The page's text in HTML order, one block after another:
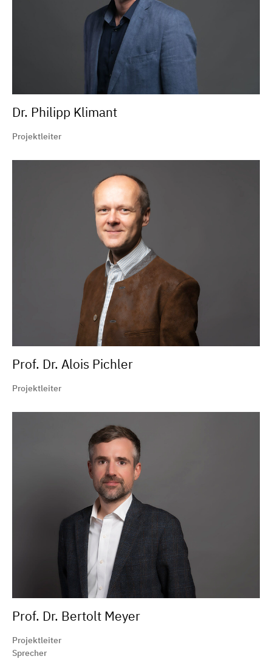
Dr. Philipp Klimant
Projektleiter
Prof. Dr. Alois Pichler
Projektleiter
Prof. Dr. Bertolt Meyer
Projektleiter
Sprecher